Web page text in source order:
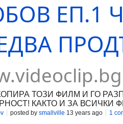
ЕП.1
ТОЗИ ФИЛМ И ГО
КАКТО И ЗА ВСИЧКИ
posted by smallville 13 years ago 1